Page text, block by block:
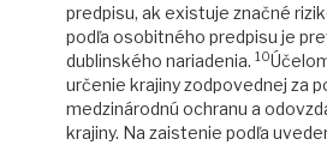
predpisu, ak existuje značné
podľa osobitného predpisu je
dublinského nariadenia. 10
určenie krajiny zodpovednej za
medzinárodnú ochranu a
krajiny. Na zaistenie podľa